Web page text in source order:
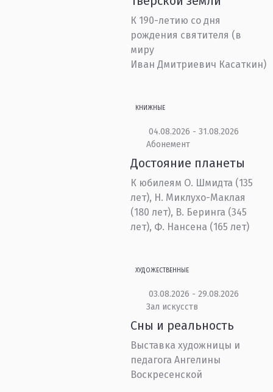
К 190-летию со дня
рождения святителя (в
миру
Иван Дмитриевич Касаткин)
КНИЖНЫЕ
04.08.2026 - 31.08.2026
Абонемент
Достояние планеты
К юбилеям О. Шмидта (135
лет), Н. Миклухо-Маклая
(180 лет), В. Беринга (345
лет), Ф. Нансена (165 лет)
ХУДОЖЕСТВЕННЫЕ
03.08.2026 - 29.08.2026
Зал искусств
Сны и реальность
Выставка художницы и
педагога Ангелины
Воскресенской